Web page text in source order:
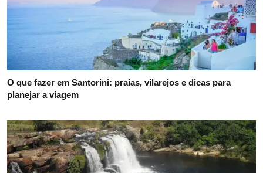
O que fazer em Santorini: praias, vilarejos e dicas para
planejar a viagem